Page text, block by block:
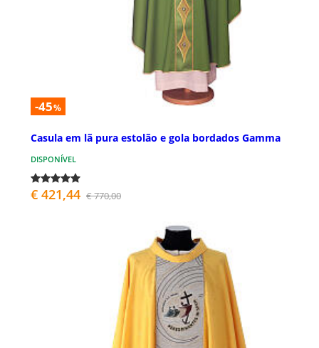
-45%
Casula em lã pura estolão e gola bordados Gamma
DISPONÍVEL
€ 421,44 € 770,00